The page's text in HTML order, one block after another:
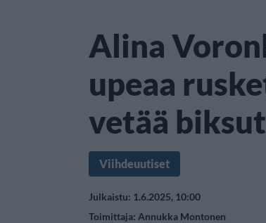
Alina
upeaa
vetää
Viihdeuutiset
Julkaistu: 1.6.2025, 10:00
Toimittaja: Annukka Montonen